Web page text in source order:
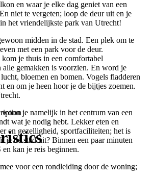
en waar je elke dag geniet van een
niet te vergeten; loop de deur uit en je
het vriendelijkste park van Utrecht!
midden in de stad. Een plek om te
met een park voor de deur.
je thuis in een comfortabel
alle gemakken is voorzien. En word je
bloemen en bomen. Vogels fladderen
en om je heen hoor je de bijtjes zoemen.
je namelijk in het centrum van een
wat je nodig hebt. Lekker eten en
en gezelligheid, sportfaciliteiten; het is
je de stad uit? Binnen een paar minuten
kan je reis beginnen.
voor een rondleiding door de woning;